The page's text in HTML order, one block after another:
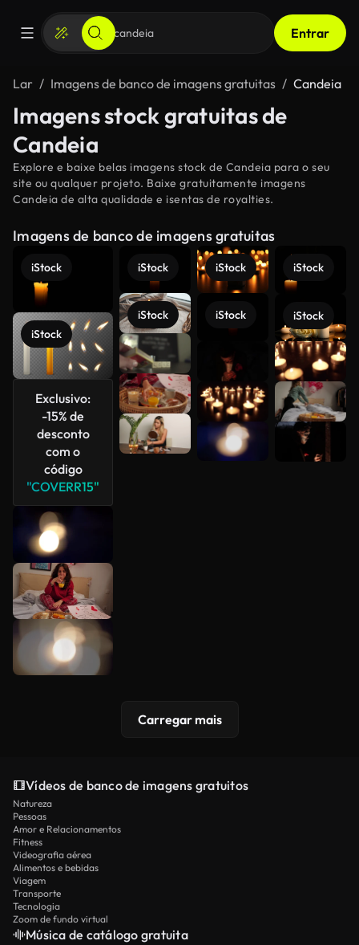
Entrar
Lar Imagens de banco de imagens gratuitas Candeia
Imagens stock gratuitas de
Candeia
Explore e baixe belas imagens stock de Candeia para o seu
site ou qualquer projeto. Baixe gratuitamente imagens
Candeia de alta qualidade e isentas de royalties.
Imagens de banco de imagens gratuitas
iStock
iStock
Exclusivo:
-15% de
desconto
com o
código
"COVERR15"
iStock
iStock
iStock
iStock
iStock
iStock
Veja mais
Carregar mais
Vídeos de banco de imagens gratuitos
Natureza
Pessoas
Amor e Relacionamentos
Fitness
Videografia aérea
Alimentos e bebidas
Viagem
Transporte
Tecnologia
Zoom de fundo virtual
Música de catálogo gratuita